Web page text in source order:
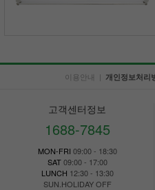
이용안내 | 개인정보처리
고객센터정보
1688-7845
MON-FRI 09:00 - 18:30
SAT09:00 - 17:00
LUNCH 12:30 - 13:30
SUN.HOLIDAY OFF